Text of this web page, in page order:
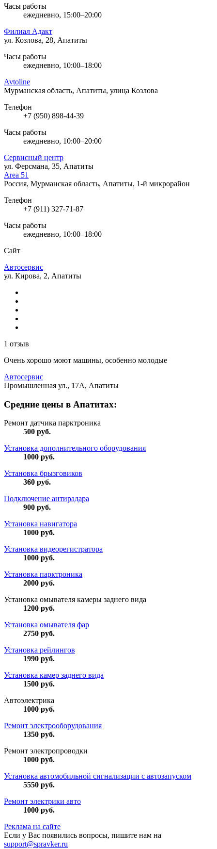
Часы работы
ежедневно, 15:00–20:00
Филиал Адакт
ул. Козлова, 28, Апатиты
Часы работы
ежедневно, 10:00–18:00
Avtoline
Мурманская область, Апатиты, улица Козлова
Телефон
+7 (950) 898-44-39
Часы работы
ежедневно, 10:00–20:00
Сервисный центр
ул. Ферсмана, 35, Апатиты
Area 51
Россия, Мурманская область, Апатиты, 1-й микрорайон
Телефон
+7 (911) 327-71-87
Часы работы
ежедневно, 10:00–18:00
Сайт
Автосервис
ул. Кирова, 2, Апатиты
1 отзыв
Очень хорошо моют машины, особенно молодые
Автосервис
Промышленная ул., 17А, Апатиты
Средние цены в Апатитах:
Ремонт датчика парктроника
500 руб.
Установка дополнительного оборудования
1000 руб.
Установка брызговиков
360 руб.
Подключение антирадара
900 руб.
Установка навигатора
1000 руб.
Установка видеорегистратора
1000 руб.
Установка парктроника
2000 руб.
Установка омывателя камеры заднего вида
1200 руб.
Установка омывателя фар
2750 руб.
Установка рейлингов
1990 руб.
Установка камер заднего вида
1500 руб.
Автоэлектрика
1000 руб.
Ремонт электрооборудования
1350 руб.
Ремонт электропроводки
1000 руб.
Установка автомобильной сигнализации с автозапуском
5550 руб.
Ремонт электрики авто
1000 руб.
Реклама на сайте
Если у Вас появились вопросы, пишите нам на
support@spravker.ru